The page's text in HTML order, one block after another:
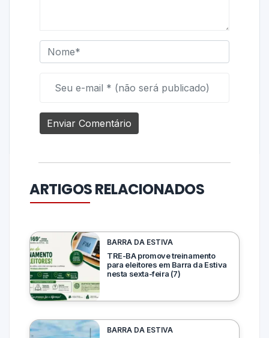
ARTIGOS RELACIONADOS
BARRA DA ESTIVA
TRE-BA promove treinamento
para eleitores em Barra da Estiva
nesta sexta-feira (7)
BARRA DA ESTIVA